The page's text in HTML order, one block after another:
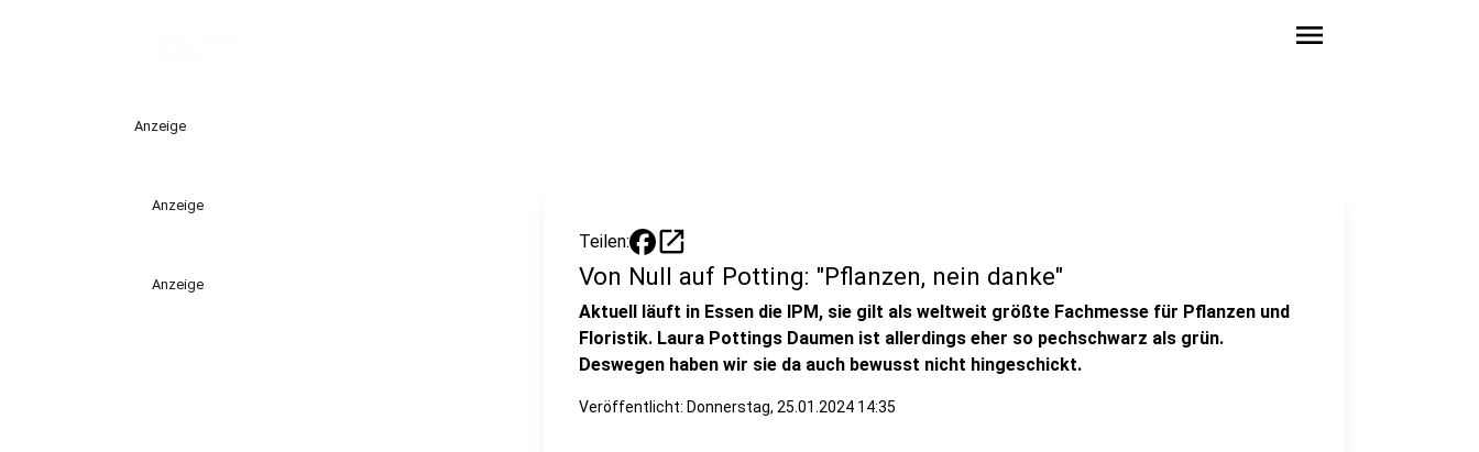
menu
Anzeige
Anzeige
Anzeige
Teilen: open_in_new
Von Null auf Potting: "Pflanzen, nein danke"
Aktuell läuft in Essen die IPM, sie gilt als weltweit größte Fachmesse für Pflanzen und
Floristik. Laura Pottings Daumen ist allerdings eher so pechschwarz als grün.
Deswegen haben wir sie da auch bewusst nicht hingeschickt.
Veröffentlicht: Donnerstag, 25.01.2024 14:35